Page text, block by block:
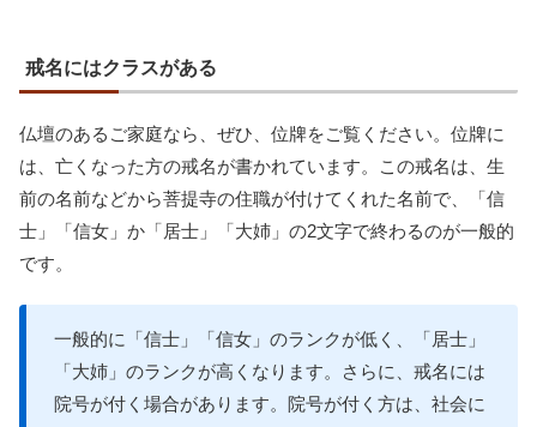
戒名にはクラスがある
仏壇のあるご家庭なら、ぜひ、位牌をご覧ください。位牌に
は、亡くなった方の戒名が書かれています。この戒名は、生
前の名前などから菩提寺の住職が付けてくれた名前で、「信
士」「信女」か「居士」「大姉」の2文字で終わるのが一般的
です。
一般的に「信士」「信女」のランクが低く、「居士」
「大姉」のランクが高くなります。さらに、戒名には
院号が付く場合があります。院号が付く方は、社会に